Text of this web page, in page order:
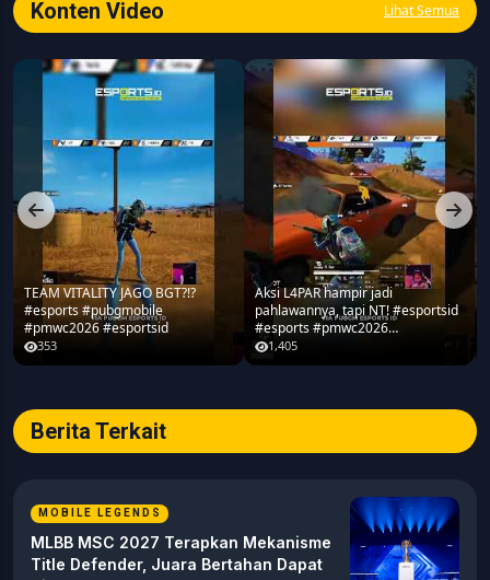
Konten Video Lihat Semua
TEAM VITALITY JAGO BGT?!?
#esports #pubgmobile
#pmwc2026 #esportsid
353
Aksi L4PAR hampir jadi
pahlawannya, tapi NT! #esportsid
#esports #pmwc2026
#pubgmobile #teamrrq
1,405
Berita Terkait
MOBILE LEGENDS
MLBB MSC 2027 Terapkan Mekanisme
Title Defender, Juara Bertahan Dapat